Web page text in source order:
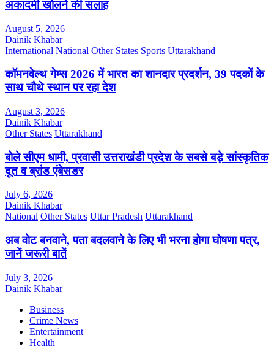
अकादमी खोलने की सलाह
August 5, 2026
Dainik Khabar
International National Other States Sports Uttarakhand
कॉमनवेल्थ गेम्स 2026 में भारत का शानदार प्रदर्शन, 39 पदकों के
साथ चौथे स्थान पर रहा देश
August 3, 2026
Dainik Khabar
Other States Uttarakhand
बोले सीएम धामी, प्रवासी उत्तराखंडी प्रदेश के सबसे बड़े सांस्कृतिक
दूत व ब्रांड एंबेसडर
July 6, 2026
Dainik Khabar
National Other States Uttar Pradesh Uttarakhand
अब वोट बनवाने, पता बदलवाने के लिए भी भरना होगा घोषणा पत्र,
जानें जरूरी बातें
July 3, 2026
Dainik Khabar
Business
Crime News
Entertainment
Health